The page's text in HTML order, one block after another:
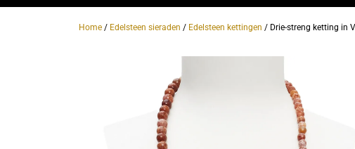
Home / Edelsteen sieraden / Edelsteen kettingen / Drie-streng ketting in